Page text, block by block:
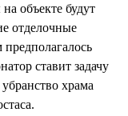
объекте будут
отделочные
ставит задачу
храма